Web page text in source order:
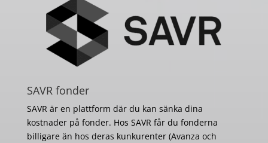
SAVR fonder
SAVR är en plattform där du kan sänka dina
kostnader på fonder. Hos SAVR får du fonderna
billigare än hos deras kunkurenter (Avanza och